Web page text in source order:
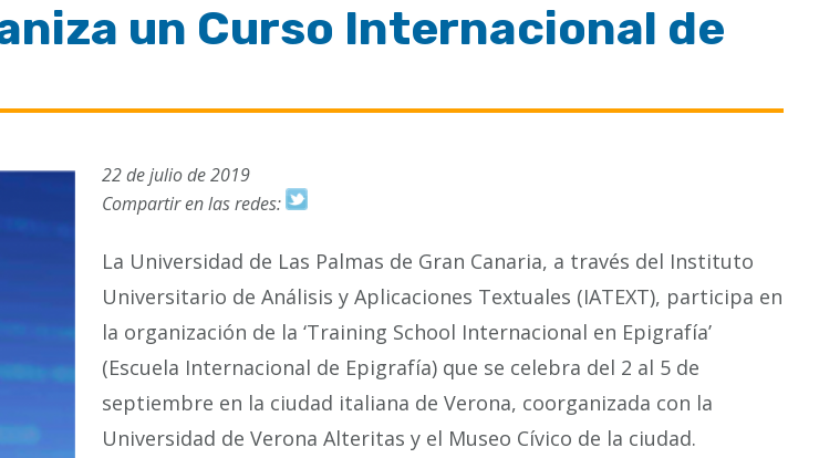
un Curso Internacional de
22 de julio de 2019
Compartir en las redes:
La Universidad de Las Palmas de Gran Canaria, a través del Instituto
Universitario de Análisis y Aplicaciones Textuales (IATEXT), participa en
la organización de la ‘Training School Internacional en Epigrafía’
(Escuela Internacional de Epigrafía) que se celebra del 2 al 5 de
septiembre en la ciudad italiana de Verona, coorganizada con la
Universidad de Verona Alteritas y el Museo Cívico de la ciudad.